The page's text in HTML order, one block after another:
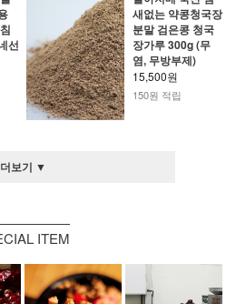
선
새없는 약콩청국장
분말 검은콩 청국
장가루 300g (무
염, 무방부제)
15,500원
150원 적립
더보기 ▼
ITEM